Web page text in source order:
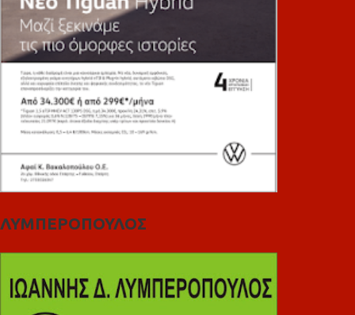
ΛΥΜΠΕΡΟΠΟΥΛΟΣ